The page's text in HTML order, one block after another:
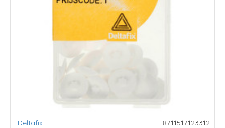
Deltafix 8711517123312